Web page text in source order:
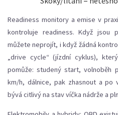
Readiness monitory a emise v
kontroluje readiness. Když jsou
můžete neprojít, i když žádná
„drive cycle“ (jízdní cyklus),
pomůže: studený start, volnoběh
km/h, dálnice, pak zhasnout a po
bývá citlivý na stav víčka nádrže a